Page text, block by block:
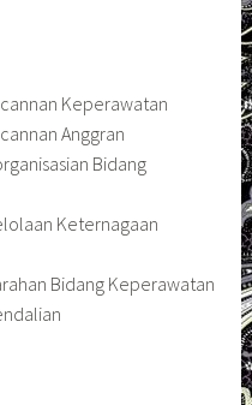
Keperawatan
Anggran
Bidang
Keternagaan
Bidang Keperawatan